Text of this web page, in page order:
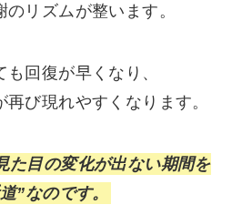
リズムが整います。
回復が早くなり、
び現れやすくなります。
た目の変化が出ない期間を
”なのです。